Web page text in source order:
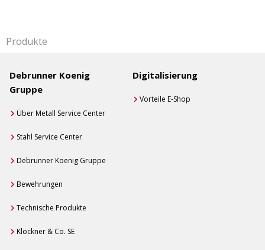
Produkte
Debrunner Koenig
Gruppe
Über Metall Service Center
Stahl Service Center
Debrunner Koenig Gruppe
Bewehrungen
Technische Produkte
Klöckner & Co. SE
Digitalisierung
Vorteile E-Shop